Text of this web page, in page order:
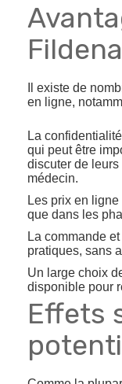
Il existe de
en ligne,
La
qui peut être
discuter de leurs
médecin.
Les prix en
que dans les
La commande
pratiques, sans
Un large choix
disponible pour
Effets